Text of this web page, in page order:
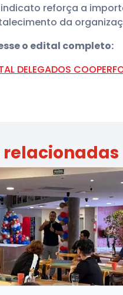
reforça a
da
o edital completo:
DELEGADOS
relacionadas